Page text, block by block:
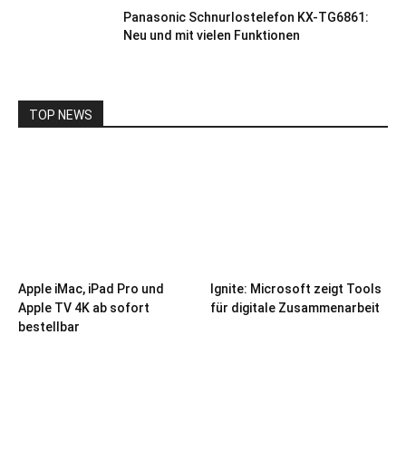
Panasonic Schnurlostelefon KX-TG6861:
Neu und mit vielen Funktionen
TOP NEWS
Apple iMac, iPad Pro und
Apple TV 4K ab sofort
bestellbar
Ignite: Microsoft zeigt Tools
für digitale Zusammenarbeit